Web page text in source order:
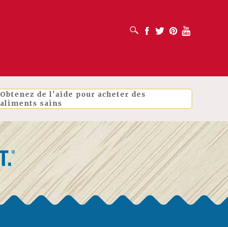
OUVRIR LA BOÎTE DE RECHERCHE
Facebook
Twitter PinterestYoutube
Obtenez de l'aide pour acheter des
aliments sains